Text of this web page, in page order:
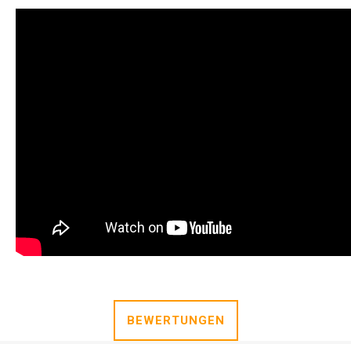
BEWERTUNGEN